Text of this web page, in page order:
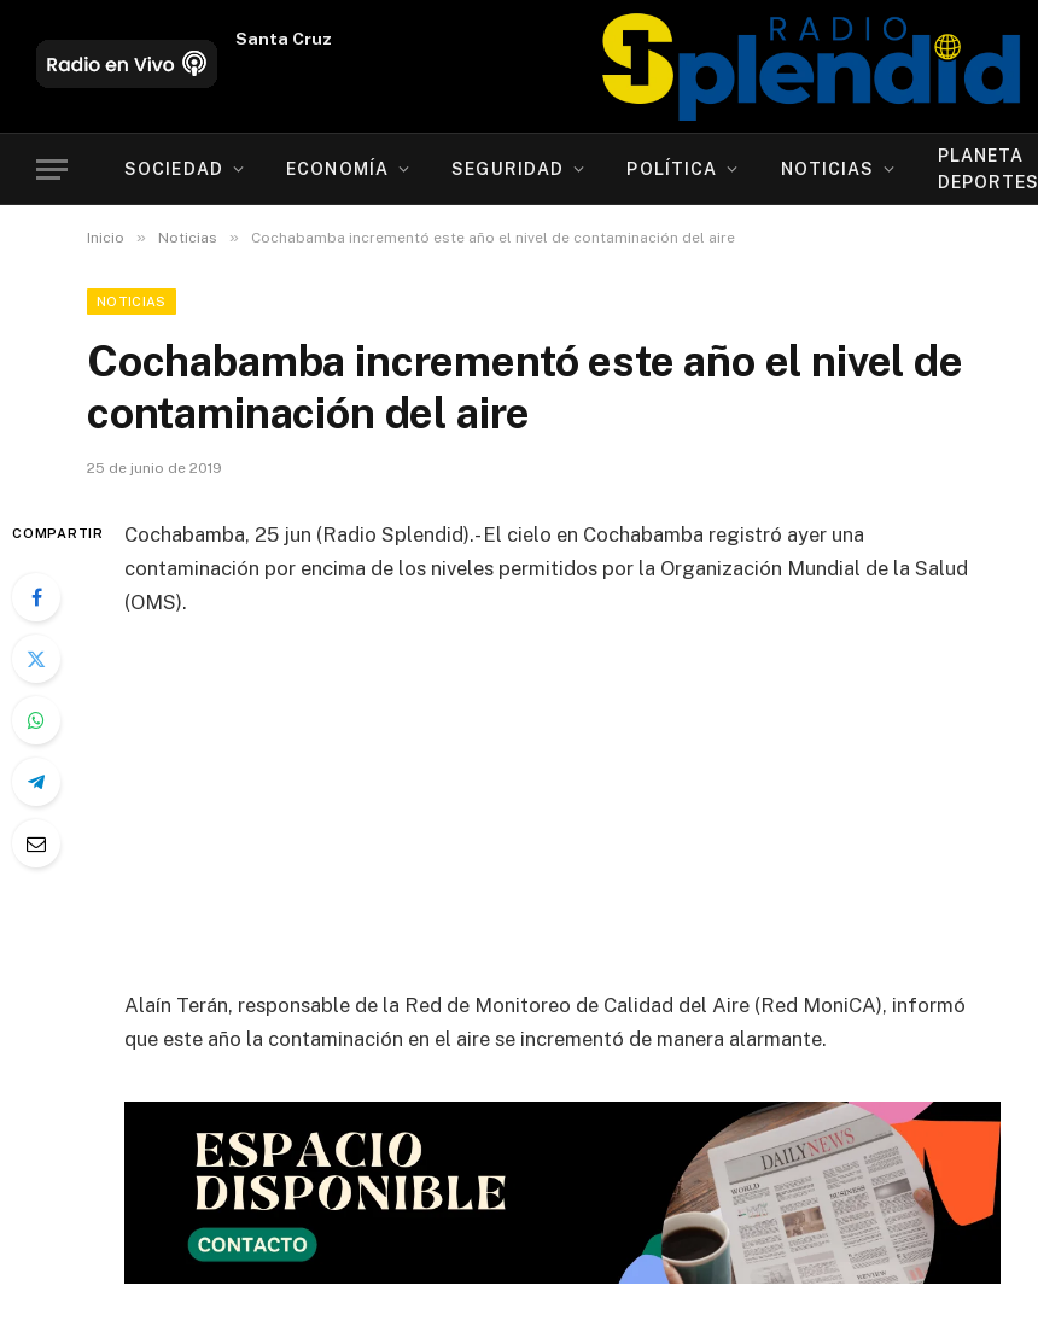
Oruro
SOCIEDAD ECONOMÍA SEGURIDAD POLÍTICA NOTICIAS
PLANETA
DEPORTES
Inicio » Noticias » Cochabamba incrementó este año el nivel de contaminación del aire
NOTICIAS
Cochabamba incrementó este año el nivel de
contaminación del aire
25 de junio de 2019
COMPARTIR
Cochabamba, 25 jun (Radio Splendid).- El cielo en Cochabamba registró ayer una
contaminación por encima de los niveles permitidos por la Organización Mundial de la Salud
(OMS).
Alaín Terán, responsable de la Red de Monitoreo de Calidad del Aire (Red MoniCA), informó
que este año la contaminación en el aire se incrementó de manera alarmante.